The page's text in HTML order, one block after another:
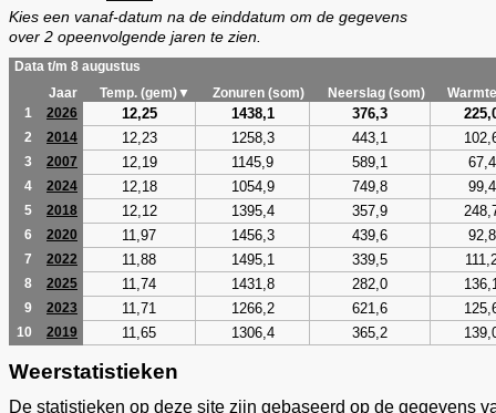
Kies een vanaf-datum na de einddatum om de gegevens
over 2 opeenvolgende jaren te zien.
Data t/m 8 augustus
Jaar
Temp. (gem)▼ Zonuren (som) Neerslag (som)
1
2026 12,25 1438,1 376,3
2 2014 12,23 1258,3 443,1
3 2007 12,19 1145,9 589,1 67,4
4 2024 12,18 1054,9 749,8 99,4
5 2018 12,12 1395,4 357,9
6 2020 11,97 1456,3 439,6 92,8
7 2022 11,88 1495,1 339,5
8 2025 11,74 1431,8 282,0
9 2023 11,71 1266,2 621,6
10 2019 11,65 1306,4 365,2
Weerstatistieken
De statistieken op deze site zijn gebaseerd op de gegevens